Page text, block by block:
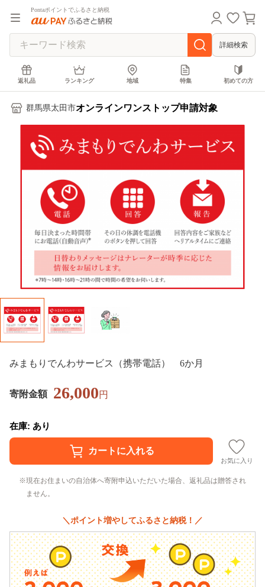
Pontaポイントでふるさと納税
詳細検索
返礼品 ランキング 地域 特集 初めての方
群馬県太田市オンラインワンストップ申請対象
みまもりでんわサービス（携帯電話） 6か月
寄附金額 26,000円
在庫: あり
お気に入り
現在お住まいの自治体へ寄附申込いただいた場合、返礼品は贈答され
ません。
＼ポイント増やしてふるさと納税！／